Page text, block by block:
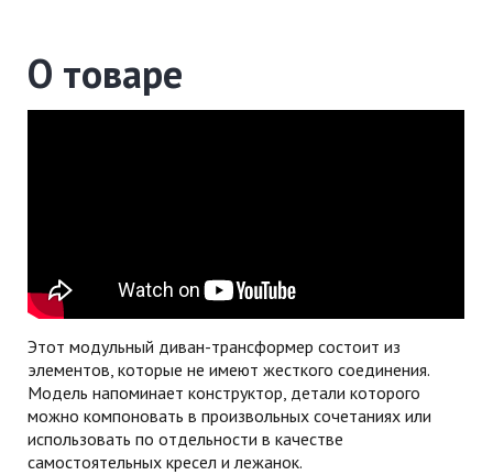
О товаре
Этот модульный диван-трансформер состоит из
элементов, которые не имеют жесткого соединения.
Модель напоминает конструктор, детали которого
можно компоновать в произвольных сочетаниях или
использовать по отдельности в качестве
самостоятельных кресел и лежанок.